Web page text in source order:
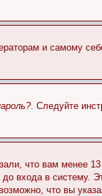
и самому
. Следуйте
что вам менее
до входа в систему.
что вы